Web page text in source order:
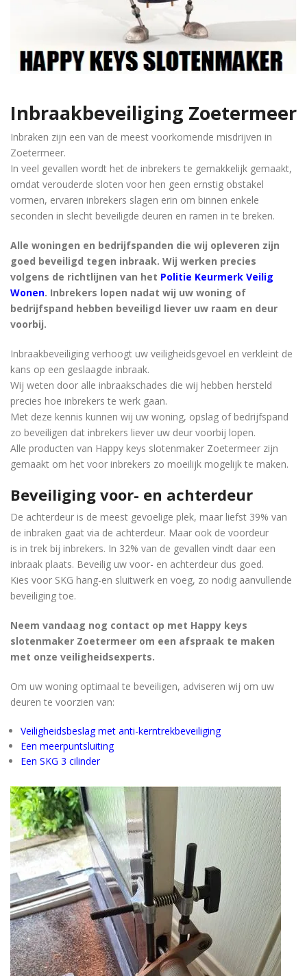
Inbraakbeveiliging Zoetermeer
Inbraken zijn een van de meest voorkomende misdrijven in
Zoetermeer.
In veel gevallen wordt het de inbrekers te gemakkelijk gemaakt,
omdat verouderde sloten voor hen geen ernstig obstakel
vormen, ervaren inbrekers slagen erin om binnen enkele
seconden in slecht beveiligde deuren en ramen in te breken.
Alle woningen en bedrijfspanden die wij opleveren zijn
goed beveiligd tegen inbraak. Wij werken precies
volgens de richtlijnen van het Politie Keurmerk Veilig
Wonen. Inbrekers lopen nadat wij uw woning of
bedrijfspand hebben beveiligd liever uw raam en deur
voorbij.
Inbraakbeveiliging verhoogt uw veiligheidsgevoel en verkleint de
kans op een geslaagde inbraak.
Wij weten door alle inbraakschades die wij hebben hersteld
precies hoe inbrekers te werk gaan.
Met deze kennis kunnen wij uw woning, opslag of bedrijfspand
zo beveiligen dat inbrekers liever uw deur voorbij lopen.
Alle producten van Happy keys slotenmaker Zoetermeer zijn
gemaakt om het voor inbrekers zo moeilijk mogelijk te maken.
Beveiliging voor- en achterdeur
De achterdeur is de meest gevoelige plek, maar liefst 39% van
de inbraken gaat via de achterdeur. Maar ook de voordeur
is in trek bij inbrekers. In 32% van de gevallen vindt daar een
inbraak plaats. Beveilig uw voor- en achterdeur dus goed.
Kies voor SKG hang-en sluitwerk en voeg, zo nodig aanvullende
beveiliging toe.
Neem vandaag nog contact op met Happy keys
slotenmaker Zoetermeer om een ​​afspraak te maken
met onze veiligheidsexperts.
Om uw woning optimaal te beveiligen, adviseren wij om uw
deuren te voorzien van:
Veiligheidsbeslag met anti-kerntrekbeveiliging
Een meerpuntsluiting
Een SKG 3 cilinder